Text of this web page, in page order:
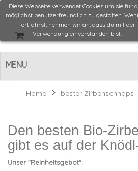
MENU
Diese Webseite verwendet Cookies um sie für
möglichst benutzerfreundlich zu gestalten.
fortfährst, nehmen wir an, dass du mit der
Verwendung einverstanden bist.
Home bester Zirbenschnaps
Den besten Bio-
gibt es auf der
Unser "Reinheitsgebot":